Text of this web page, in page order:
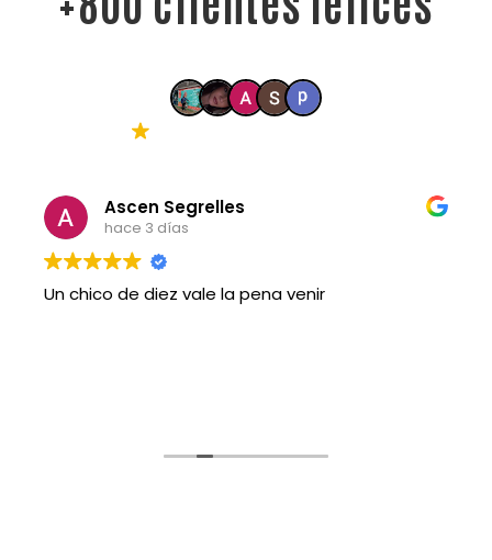
Ascen Segrelles
hace 3 días
Un chico de diez vale la pena venir